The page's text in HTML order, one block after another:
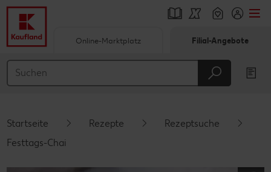
Hauptinhalt
Schwebender Seitenbereich
Online-Marktplatz Filial-Angebote
Startseite Rezepte
Rezeptsuche
Festtags-Chai